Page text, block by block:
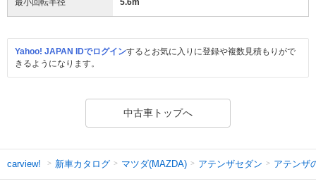
Yahoo! JAPAN IDでログインするとお気に入りに登録や複数見積もりがで
きるようになります。
中古車トップへ
carview! 新車カタログ マツダ(MAZDA) アテンザセダン アテンザ